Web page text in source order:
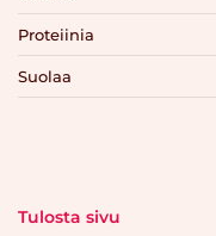
Proteiinia
Suolaa
Tulosta sivu